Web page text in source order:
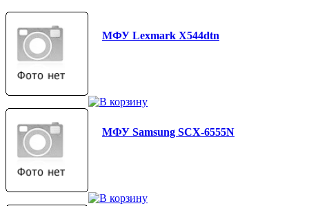
МФУ Lexmark X544dtn
МФУ Samsung SCX-6555N